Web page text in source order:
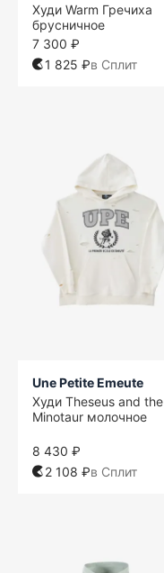
Худи Warm Гречиха
брусничное
7 300 ₽
1 825 ₽в Сплит
Une Petite Emeute
Худи Theseus and the
Minotaur молочное
8 430 ₽
2 108 ₽в Сплит